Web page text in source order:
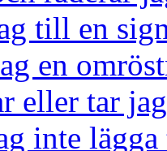
till en
en
eller tar
inte